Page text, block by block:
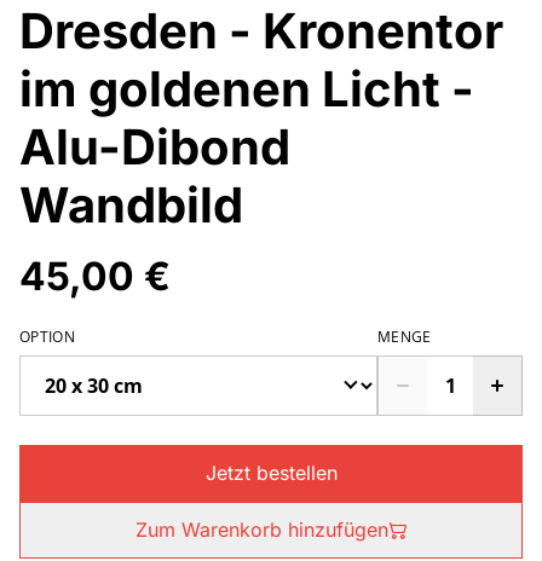
Dresden - Kronentor
im goldenen Licht -
Alu-Dibond
Wandbild
45,00 €
OPTION MENGE
Jetzt bestellen
Zum Warenkorb hinzufügen